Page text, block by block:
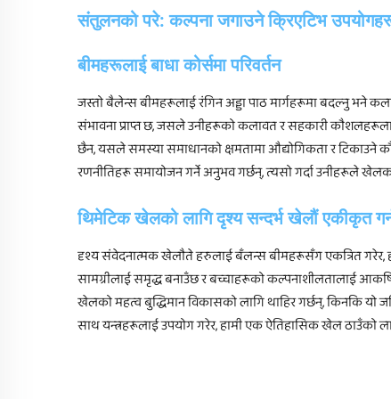
संतुलनको परे: कल्पना जगाउने क्रिएटिभ
बीमहरूलाई बाधा कोर्समा परिवर्तन
जस्तो बैलेन्स बीमहरूलाई रंगिन अड्डा पाठ मार्गहरूमा बदल्नु भने
संभावना प्राप्त छ, जसले उनीहरूको कलावत र सहकारी
छैन, यसले समस्या समाधानको क्षमतामा औद्योगिकता र टिकाउने
रणनीतिहरू समायोजन गर्ने अनुभव गर्छन्, त्यसो गर्दा उनीहरूले
थिमेटिक खेलको लागि दृश्य सन्दर्भ खेलौं एकीकृत
दृश्य संवेदनात्मक खेलौते हरुलाई बँलन्स बीमहरूसँग एकत्रित गरेर,
सामग्रीलाई समृद्ध बनाउँछ र बच्चाहरूको कल्पनाशीलतालाई
खेलको महत्व बुद्धिमान विकासको लागि थाहिर गर्छन्, किनकि
साथ यन्त्रहरूलाई उपयोग गरेर, हामी एक ऐतिहासिक खेल ठाउँको